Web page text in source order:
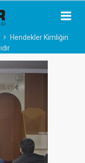
Hendekler Kimliğin